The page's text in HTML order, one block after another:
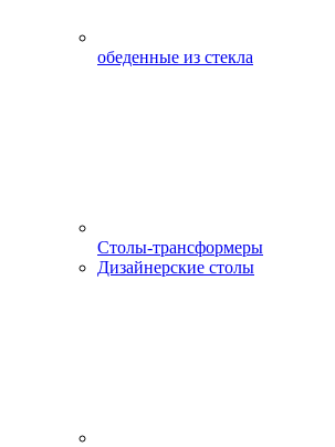
обеденные из стекла
Столы-трансформеры
Дизайнерские столы